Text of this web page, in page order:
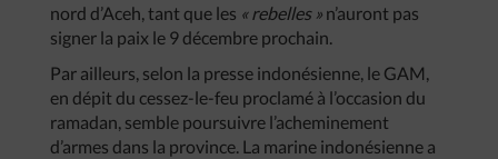
nord d’Aceh, tant que les « rebelles » n’auront pas
signer la paix le 9 décembre prochain.
Par ailleurs, selon la presse indonésienne, le GAM,
en dépit du cessez-le-feu proclamé à l’occasion du
ramadan, semble poursuivre l’acheminement
d’armes dans la province. La marine indonésienne a